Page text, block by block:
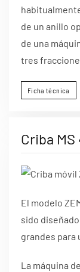
de un anillo
de una
tres
Ficha técnica
Criba
El modelo
sido
grandes para
La máquina